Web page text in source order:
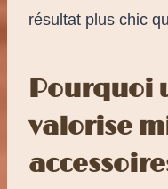
résultat plus chic
Pourquoi
valorise